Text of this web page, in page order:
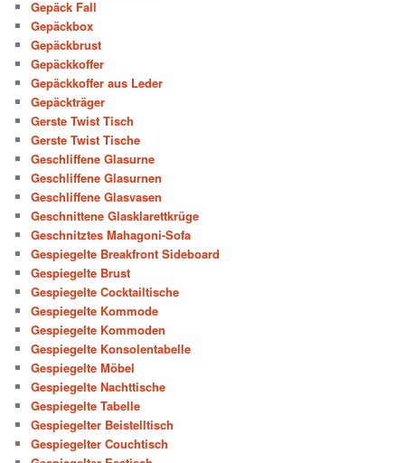
Gepäck Fall
Gepäckbox
Gepäckbrust
Gepäckkoffer
Gepäckkoffer aus Leder
Gepäckträger
Gerste Twist Tisch
Gerste Twist Tische
Geschliffene Glasurne
Geschliffene Glasurnen
Geschliffene Glasvasen
Geschnittene Glasklarettkrüge
Geschnitztes Mahagoni-Sofa
Gespiegelte Breakfront Sideboard
Gespiegelte Brust
Gespiegelte Cocktailtische
Gespiegelte Kommode
Gespiegelte Kommoden
Gespiegelte Konsolentabelle
Gespiegelte Möbel
Gespiegelte Nachttische
Gespiegelte Tabelle
Gespiegelter Beistelltisch
Gespiegelter Couchtisch